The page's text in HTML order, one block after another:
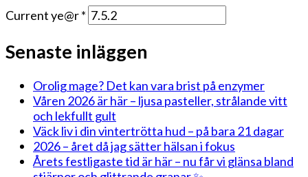
Current ye@r*
Senaste inläggen
Orolig mage? Det kan vara brist på enzymer
Våren 2026 är här – ljusa pasteller, strålande vitt
och lekfullt gult
Väck liv i din vintertrötta hud – på bara 21 dagar
2026 – året då jag sätter hälsan i fokus
Årets festligaste tid är här – nu får vi glänsa bland